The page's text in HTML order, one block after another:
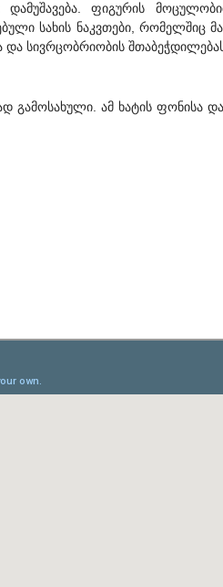
დამუშავება. ფიგურის
სახის ნაკვთები, რომელშიც
სივრცობრიობის შთაბეჭდილებას
ამ ხატის ფონისა და